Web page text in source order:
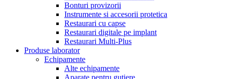
Bonturi provizorii
Instrumente si accesorii protetica
Restaurari cu capse
Restaurari digitale pe implant
Restaurari Multi-Plus
Produse laborator
Echipamente
Alte echipamente
Aparate pentru gutiere